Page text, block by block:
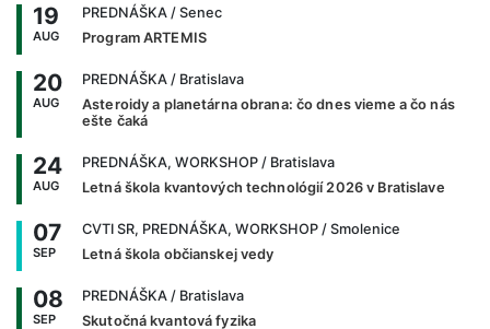
19
AUG
PREDNÁŠKA / Senec
Program ARTEMIS
20
AUG
PREDNÁŠKA / Bratislava
Asteroidy a planetárna obrana: čo dnes vieme a čo nás
ešte čaká
24
AUG
PREDNÁŠKA, WORKSHOP / Bratislava
Letná škola kvantových technológií 2026 v Bratislave
07
SEP
CVTI SR, PREDNÁŠKA, WORKSHOP / Smolenice
Letná škola občianskej vedy
08
SEP
PREDNÁŠKA / Bratislava
Skutočná kvantová fyzika